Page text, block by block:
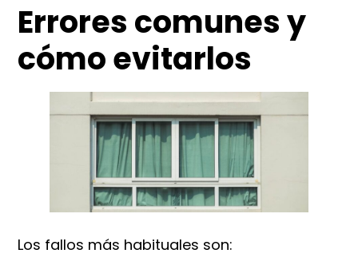
Errores comunes y
cómo evitarlos
Los fallos más habituales son: